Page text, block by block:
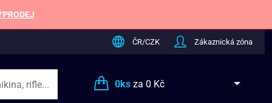
ČR/CZK Zákaznická zóna
0ksza 0 Kč